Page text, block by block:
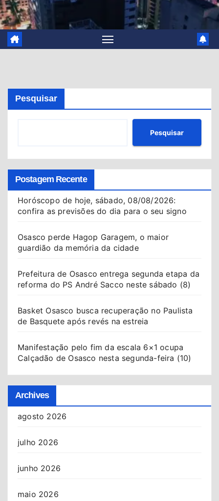
Pesquisar
Pesquisar
Postagem Recente
Horóscopo de hoje, sábado, 08/08/2026:
confira as previsões do dia para o seu signo
Osasco perde Hagop Garagem, o maior
guardião da memória da cidade
Prefeitura de Osasco entrega segunda etapa da
reforma do PS André Sacco neste sábado (8)
Basket Osasco busca recuperação no Paulista
de Basquete após revés na estreia
Manifestação pelo fim da escala 6×1 ocupa
Calçadão de Osasco nesta segunda-feira (10)
Archives
agosto 2026
julho 2026
junho 2026
maio 2026